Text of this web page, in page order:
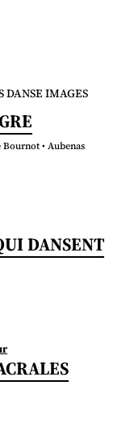
DANSE IMAGES
• Aubenas
DANSENT